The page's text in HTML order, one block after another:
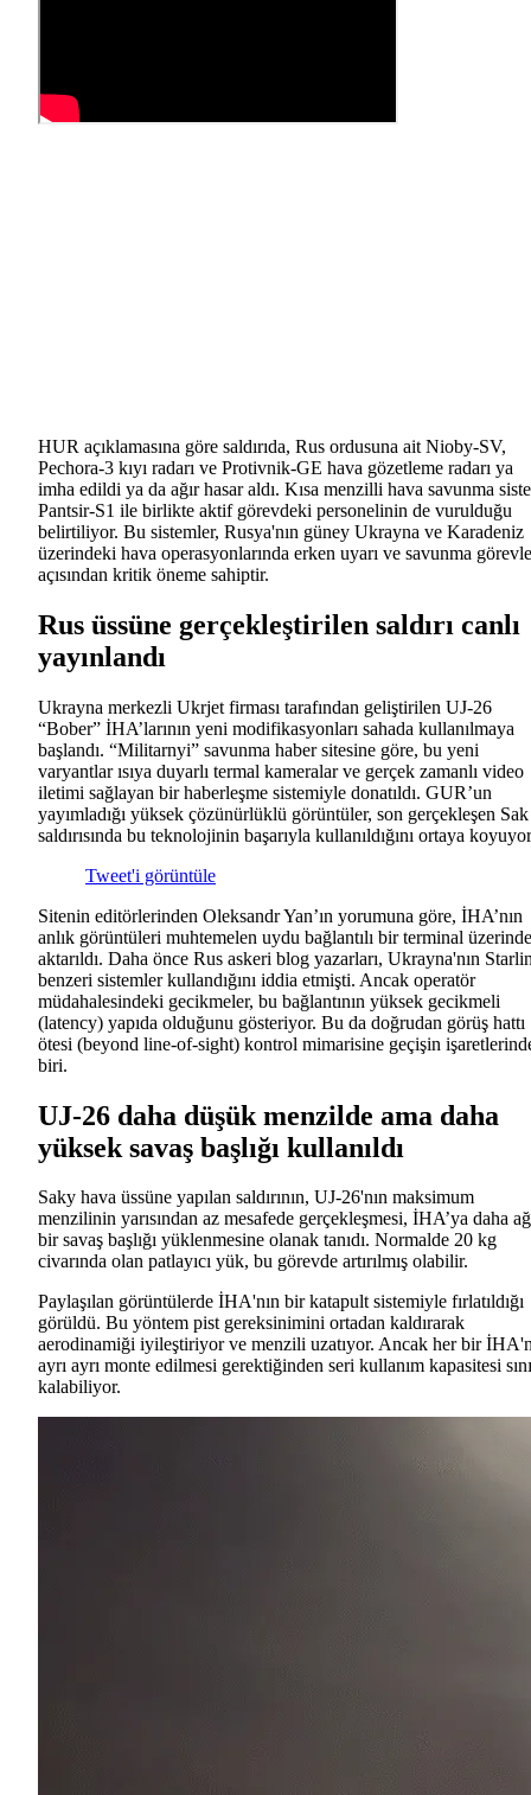
HUR açıklamasına göre saldırıda, Rus ordusuna ait Nioby-SV,
Pechora-3 kıyı radarı ve Protivnik-GE hava gözetleme radarı ya
imha edildi ya da ağır hasar aldı. Kısa menzilli hava savunma
Pantsir-S1 ile birlikte aktif görevdeki personelinin de vurulduğu
belirtiliyor. Bu sistemler, Rusya'nın güney Ukrayna ve Karadeniz
üzerindeki hava operasyonlarında erken uyarı ve savunma
açısından kritik öneme sahiptir.
Rus üssüne gerçekleştirilen saldırı canlı
yayınlandı
Ukrayna merkezli Ukrjet firması tarafından geliştirilen UJ-26
“Bober” İHA’larının yeni modifikasyonları sahada kullanılmaya
başlandı. “Militarnyi” savunma haber sitesine göre, bu yeni
varyantlar ısıya duyarlı termal kameralar ve gerçek zamanlı video
iletimi sağlayan bir haberleşme sistemiyle donatıldı. GUR’un
yayımladığı yüksek çözünürlüklü görüntüler, son gerçekleşen Sak
saldırısında bu teknolojinin başarıyla kullanıldığını ortaya
Tweet'i görüntüle
Sitenin editörlerinden Oleksandr Yan’ın yorumuna göre, İHA’nın
anlık görüntüleri muhtemelen uydu bağlantılı bir terminal
aktarıldı. Daha önce Rus askeri blog yazarları, Ukrayna'nın
benzeri sistemler kullandığını iddia etmişti. Ancak operatör
müdahalesindeki gecikmeler, bu bağlantının yüksek gecikmeli
(latency) yapıda olduğunu gösteriyor. Bu da doğrudan görüş hattı
ötesi (beyond line-of-sight) kontrol mimarisine geçişin
biri.
UJ-26 daha düşük menzilde ama daha
yüksek savaş başlığı kullanıldı
Saky hava üssüne yapılan saldırının, UJ-26'nın maksimum
menzilinin yarısından az mesafede gerçekleşmesi, İHA’ya daha
bir savaş başlığı yüklenmesine olanak tanıdı. Normalde 20 kg
civarında olan patlayıcı yük, bu görevde artırılmış olabilir.
Paylaşılan görüntülerde İHA'nın bir katapult sistemiyle fırlatıldığı
görüldü. Bu yöntem pist gereksinimini ortadan kaldırarak
aerodinamiği iyileştiriyor ve menzili uzatıyor. Ancak her bir
ayrı ayrı monte edilmesi gerektiğinden seri kullanım kapasitesi
kalabiliyor.